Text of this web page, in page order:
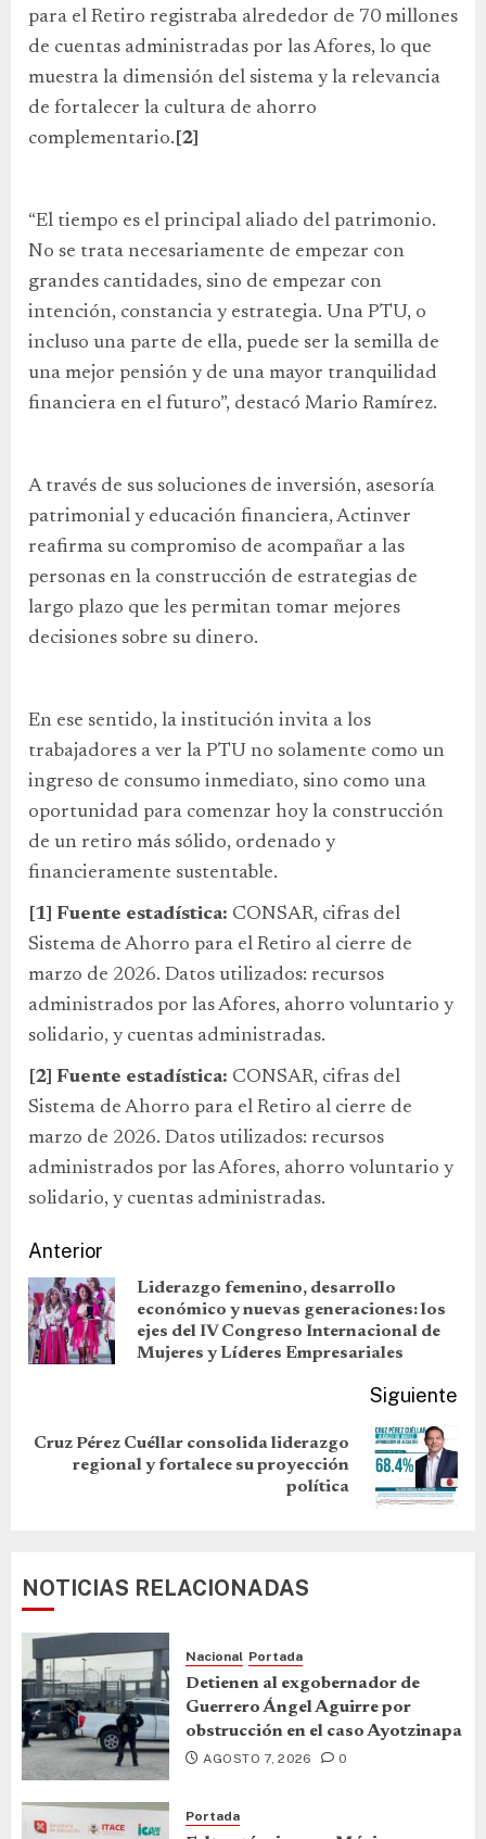
para el Retiro registraba alrededor de 70 millones
de cuentas administradas por las Afores, lo que
muestra la dimensión del sistema y la relevancia
de fortalecer la cultura de ahorro
complementario. [2]
“El tiempo es el principal aliado del patrimonio.
No se trata necesariamente de empezar con
grandes cantidades, sino de empezar con
intención, constancia y estrategia. Una PTU, o
incluso una parte de ella, puede ser la semilla de
una mejor pensión y de una mayor tranquilidad
financiera en el futuro”, destacó Mario Ramírez.
A través de sus soluciones de inversión, asesoría
patrimonial y educación financiera, Actinver
reafirma su compromiso de acompañar a las
personas en la construcción de estrategias de
largo plazo que les permitan tomar mejores
decisiones sobre su dinero.
En ese sentido, la institución invita a los
trabajadores a ver la PTU no solamente como un
ingreso de consumo inmediato, sino como una
oportunidad para comenzar hoy la construcción
de un retiro más sólido, ordenado y
financieramente sustentable.
[1] Fuente estadística: CONSAR, cifras del
Sistema de Ahorro para el Retiro al cierre de
marzo de 2026. Datos utilizados: recursos
administrados por las Afores, ahorro voluntario y
solidario, y cuentas administradas.
[2] Fuente estadística: CONSAR, cifras del
Sistema de Ahorro para el Retiro al cierre de
marzo de 2026. Datos utilizados: recursos
administrados por las Afores, ahorro voluntario y
solidario, y cuentas administradas.
Anterior
Liderazgo femenino, desarrollo
económico y nuevas generaciones: los
ejes del IV Congreso Internacional de
Mujeres y Líderes Empresariales
Siguiente
Cruz Pérez Cuéllar consolida liderazgo
regional y fortalece su proyección
política
NOTICIAS RELACIONADAS
Nacional Portada
Detienen al exgobernador de
Guerrero Ángel Aguirre por
obstrucción en el caso Ayotzinapa
AGOSTO 7, 2026 0
Portada